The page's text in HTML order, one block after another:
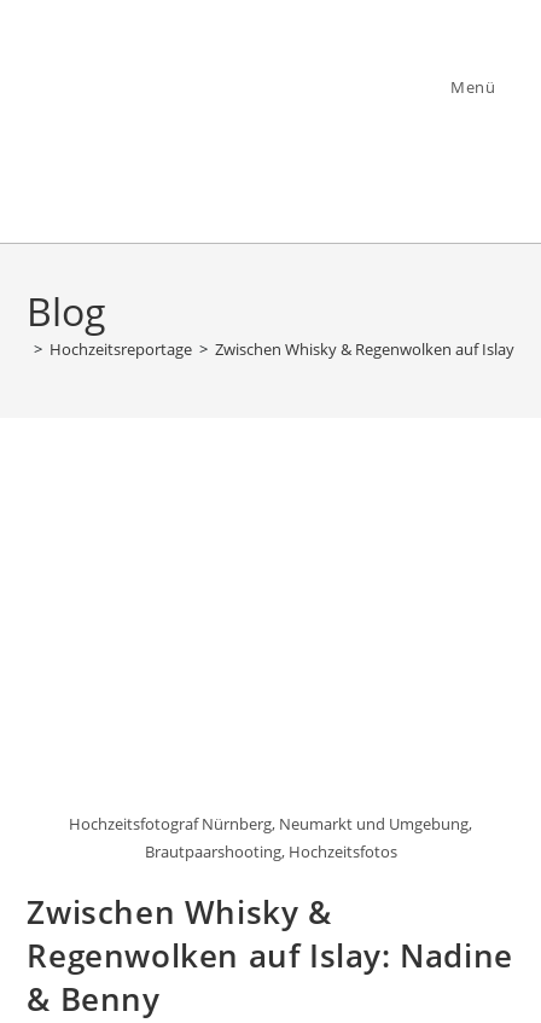
Menü
Blog
> Hochzeitsreportage > Zwischen Whisky & Regenwolken auf Islay:
Hochzeitsfotograf Nürnberg, Neumarkt und Umgebung,
Brautpaarshooting, Hochzeitsfotos
Zwischen Whisky &
Regenwolken auf Islay: Nadine
& Benny